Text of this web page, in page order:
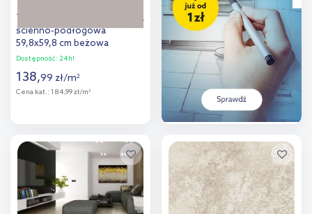
Tubądzin Cielo e Terra płytka
ścienno-podłogowa
59,8x59,8 cm beżowa
Dostępność: 24h!
138,99 zł/m2
Cena kat.: 184,99 zł/m2
Dodaj do
porównania